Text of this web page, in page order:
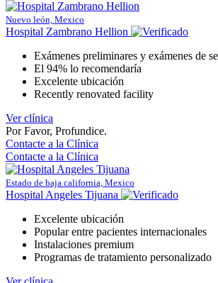
Nuevo león, Mexico
Hospital Zambrano Hellion
Exámenes preliminares y exámenes de
El 94% lo recomendaría
Excelente ubicación
Recently renovated facility
Ver clínica
Por Favor, Profundice.
Contacte a la Clínica
Contacte a la Clínica
Estado de baja california, Mexico
Hospital Angeles Tijuana
Excelente ubicación
Popular entre pacientes internacionales
Instalaciones premium
Programas de tratamiento personalizado